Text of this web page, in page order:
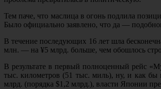
Тем паче, что маслица в огонь подлила
Было официально заявлено, что да —
В течение последующих 16 лет шла
млн. — на ¥5 млрд. больше, чем обошлось
В результате в первый полноценный рейс
тыс. километров (51 тыс. миль), ну, и как бы
млрд. (порядка $1,2 млрд.), власти Японии